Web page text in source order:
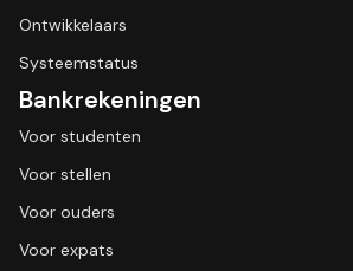
Ontwikkelaars
Systeemstatus
Bankrekeningen
Voor studenten
Voor stellen
Voor ouders
Voor expats